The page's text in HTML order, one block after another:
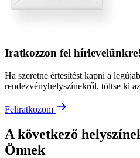
Iratkozzon fel hírlevelünkre!
Ha szeretne értesítést kapni a
rendezvényhelyszínekről, töltse ki
Feliratkozom
A következő
Önnek